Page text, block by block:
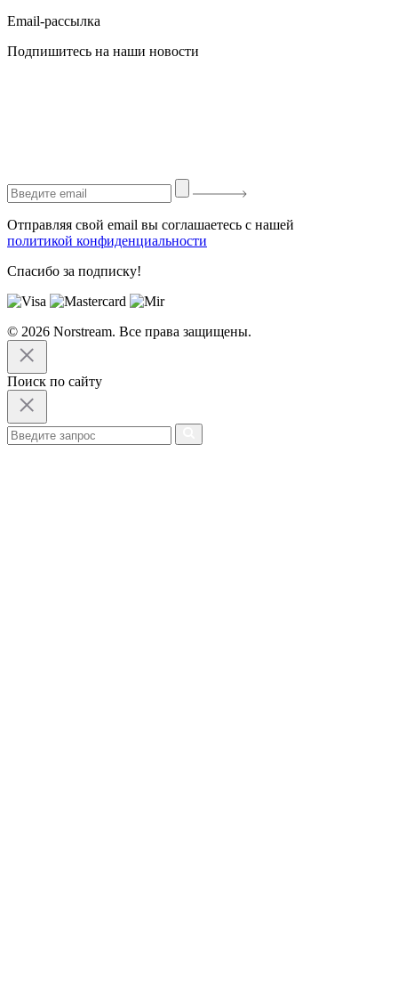
Email-рассылка
Подпишитесь на наши новости
Отправляя свой email вы соглашаетесь с нашей
политикой конфиденциальности
Спасибо за подписку!
© 2026 Norstream. Все права защищены.
Поиск по сайту